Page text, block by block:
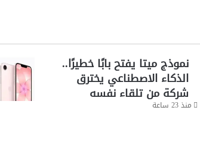
نموذج ميتا يفتح بابًا خطيرًا..
الذكاء الاصطناعي يخترق
شركة من تلقاء نفسه
منذ 23 ساعة